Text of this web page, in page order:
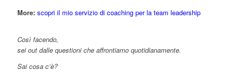
More:scopri il mio servizio di coaching per la team leadership
Così facendo,
sei out dalle questioni che affrontiamo quotidianamente.
Sai cosa c’è?